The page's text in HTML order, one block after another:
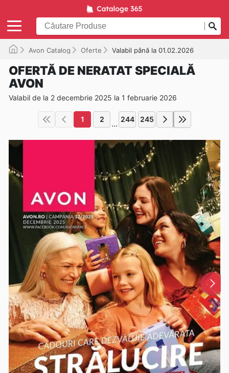
Avon Catalog Oferte Valabil până la 01.02.2026
OFERTĂ DE NERATAT SPECIALĂ
AVON
Valabil de la 2 decembrie 2025 la 1 februarie 2026
1 2 ... 244 245